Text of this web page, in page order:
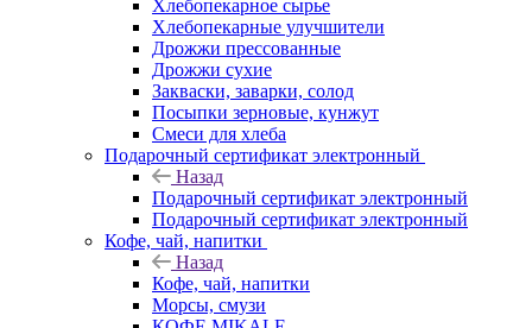
Хлебопекарное сырье
Хлебопекарные улучшители
Дрожжи прессованные
Дрожжи сухие
Закваски, заварки, солод
Посыпки зерновые, кунжут
Смеси для хлеба
Подарочный сертификат электронный
Назад
Подарочный сертификат электронный
Подарочный сертификат электронный
Кофе, чай, напитки
Назад
Кофе, чай, напитки
Морсы, смузи